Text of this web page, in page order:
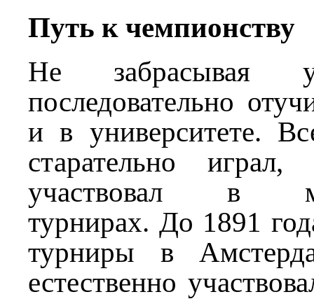
Путь к чемпионству
Не забрасывая
последовательно
и в университете.
старательно
участвовал в
турнирах. До 1891
турниры в
естественно